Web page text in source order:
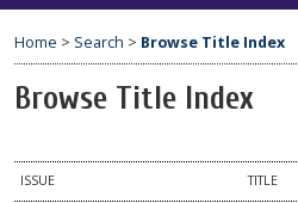
Home > Search > Browse Title Index
Browse Title Index
ISSUE TITLE